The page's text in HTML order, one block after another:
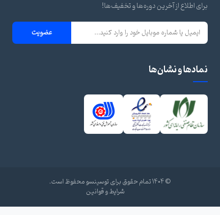
اطلاع از آخرین دوره‌ها و تخفیف‌ها!
عضویت
و نشان‌ها
شرایط و قوانین